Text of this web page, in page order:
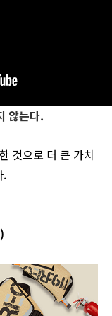
않는다.
것으로 더 큰 가치
.